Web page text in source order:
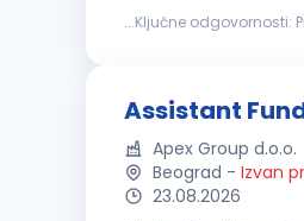
Assistant
Apex Group d.o.o.
Beograd - Izvan
23.08.2026